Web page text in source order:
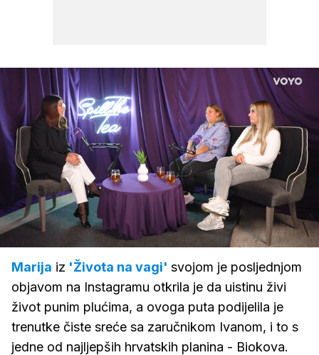
zvuk
Loaded:
2.61%
Marija iz 'Života na vagi' svojom je posljednjom
objavom na Instagramu otkrila je da uistinu živi
život punim plućima, a ovoga puta podijelila je
trenutke čiste sreće sa zaručnikom Ivanom, i to s
jedne od najljepših hrvatskih planina - Biokova.